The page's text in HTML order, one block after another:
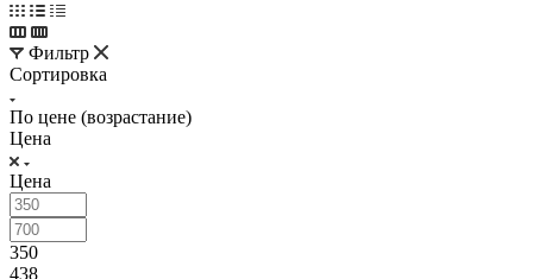
Фильтр
Сортировка
По цене (возрастание)
Цена
Цена
350
438